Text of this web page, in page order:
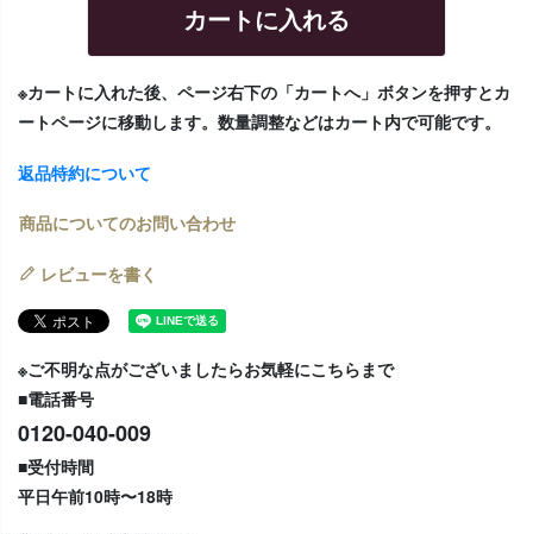
カートに入れる
※カートに入れた後、ページ右下の「カートへ」ボタンを押すとカ
ートページに移動します。数量調整などはカート内で可能です。
返品特約について
商品についてのお問い合わせ
レビューを書く
※ご不明な点がございましたらお気軽にこちらまで
■電話番号
0120-040-009
■受付時間
平日午前10時〜18時